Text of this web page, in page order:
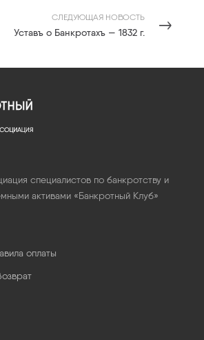
СЛЕДУЮЩАЯ НОВОСТЬ
Уставъ о Банкротахъ — 1832 г.
специалистов по банкротству и
активами «Банкротный Клуб»
оплаты